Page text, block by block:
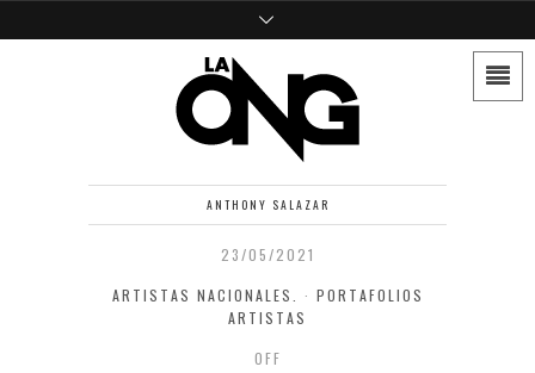
ANTHONY SALAZAR
23/05/2021
ARTISTAS NACIONALES.
· PORTAFOLIOS
ARTISTAS
OFF